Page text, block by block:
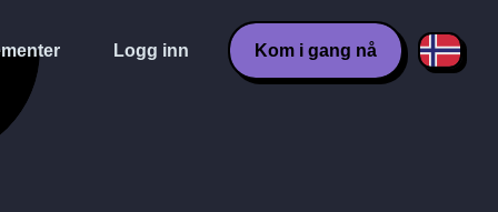
Logg inn Kom i gang nå